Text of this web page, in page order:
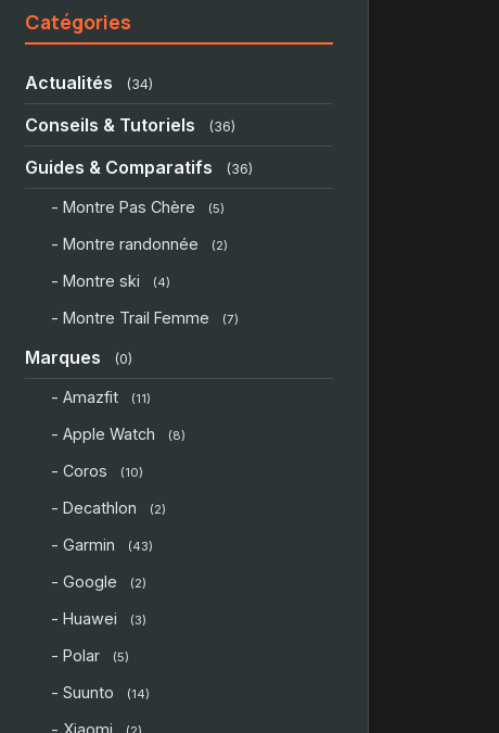
Catégories
Actualités (34)
Conseils & Tutoriels (36)
Guides & Comparatifs (36)
- Montre Pas Chère (5)
- Montre randonnée (2)
- Montre ski (4)
- Montre Trail Femme (7)
Marques (0)
- Amazfit (11)
- Apple Watch (8)
- Coros (10)
- Decathlon (2)
- Garmin (43)
- Google (2)
- Huawei (3)
- Polar (5)
- Suunto (14)
- Xiaomi